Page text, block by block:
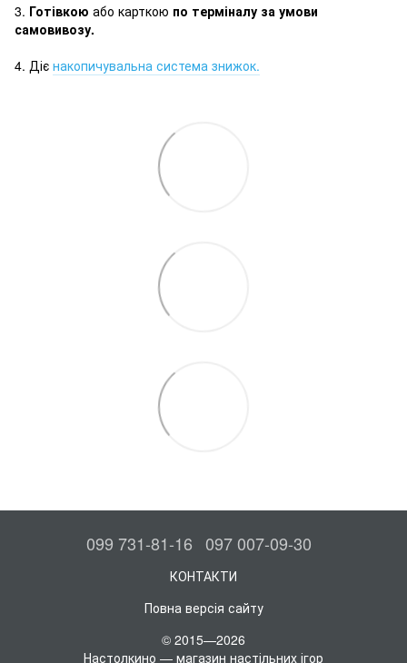
3. Готівкою або карткою по терміналу за умови
самовивозу.
4. Діє накопичувальна система знижок.
099 731-81-16 097 007-09-30
КОНТАКТИ
Повна версія сайту
© 2015—2026
Настолкино — магазин настільних ігор